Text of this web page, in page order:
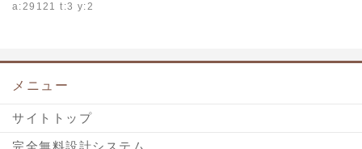
a:29121 t:3 y:2
メニュー
サイトトップ
完全無料設計システム